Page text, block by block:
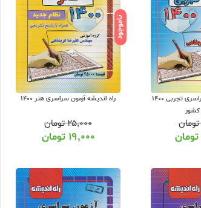
راه اندیشه آزمون سراسری تجربی 1400
کشور
تومان
تومان
ناموجود
راه اندیشه آزمون سراسری هنر 1400
۲۵,۰۰۰تومان
۱۹,۰۰۰ تومان